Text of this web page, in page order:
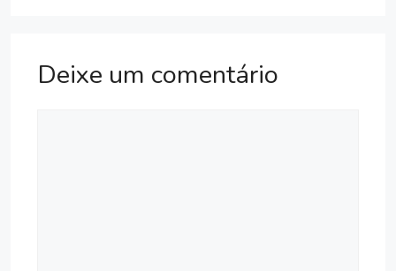
Deixe um comentário